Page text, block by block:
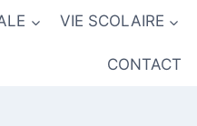
VIE SCOLAIRE
CONTACT